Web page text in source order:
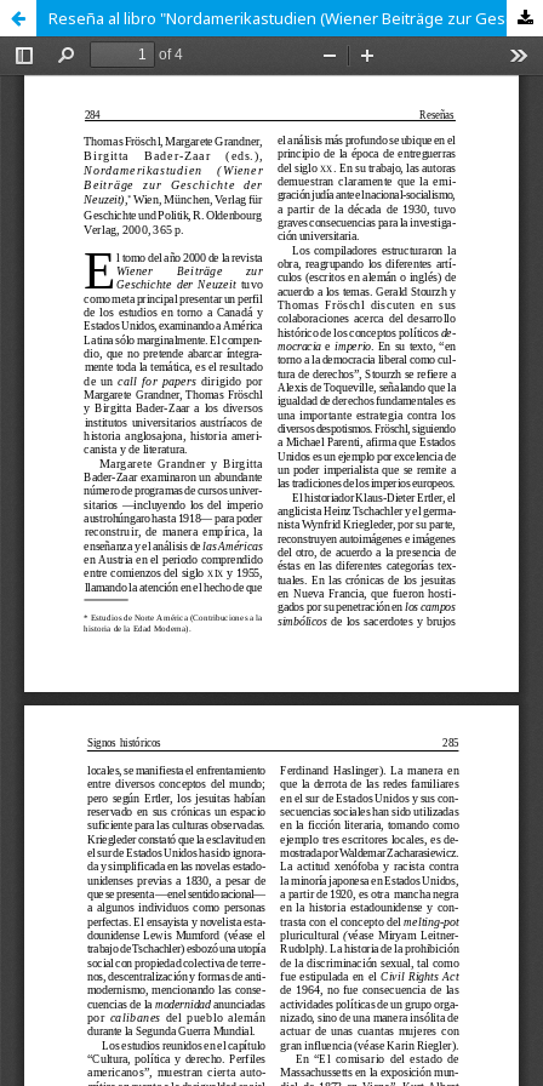
Reseña al libro "Nordamerikastudien (Wiener Beiträge zur Geschichte der Neuzeit" de Thomas Fröschl